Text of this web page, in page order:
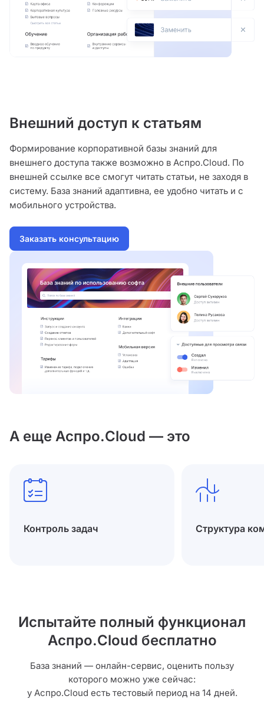
Внешний доступ к статьям
Формирование корпоративной базы знаний для
внешнего доступа также возможно в Аспро.Cloud. По
внешней ссылке все смогут читать статьи, не заходя в
систему. База знаний адаптивна, ее удобно читать и с
мобильного устройства.
Заказать консультацию
А еще Аспро.Cloud — это
Контроль задач Структура
Испытайте полный функционал
Аспро.Cloud бесплатно
База знаний — онлайн-сервис, оценить пользу
которого можно уже сейчас:
у Аспро.Cloud есть тестовый период на 14 дней.